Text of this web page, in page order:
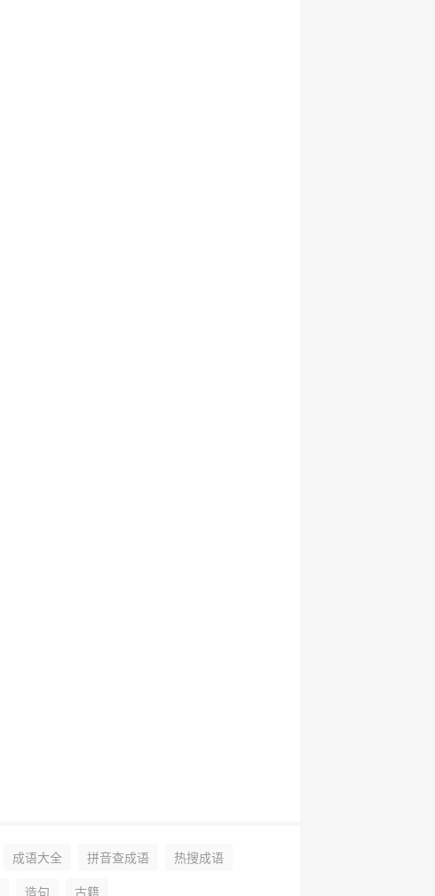
成语大全 拼音查成语
热搜成语
造句 古籍